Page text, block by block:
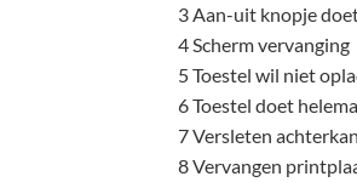
3 Aan-uit knopje
4 Scherm vervanging
5 Toestel wil niet
6 Toestel doet
7 Versleten
8 Vervangen